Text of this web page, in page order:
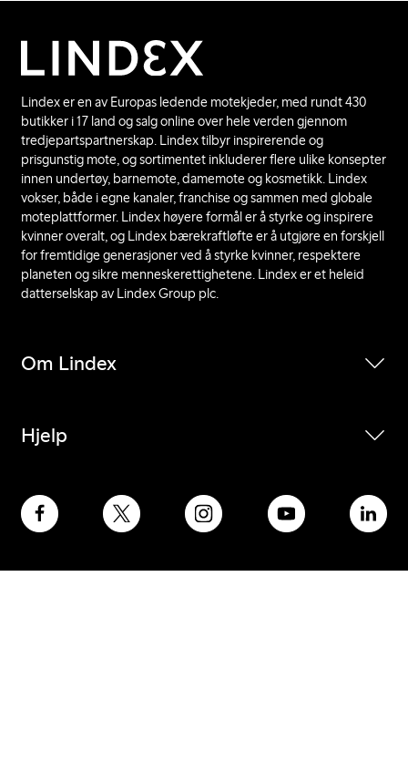
Lindex er en av Europas ledende motekjeder, med rundt 430
butikker i 17 land og salg online over hele verden gjennom
tredjepartspartnerskap. Lindex tilbyr inspirerende og
prisgunstig mote, og sortimentet inkluderer flere ulike konsepter
innen undertøy, barnemote, damemote og kosmetikk. Lindex
vokser, både i egne kanaler, franchise og sammen med globale
moteplattformer. Lindex høyere formål er å styrke og inspirere
kvinner overalt, og Lindex bærekraftløfte er å utgjøre en forskjell
for fremtidige generasjoner ved å styrke kvinner, respektere
planeten og sikre menneskerettighetene. Lindex er et heleid
datterselskap av Lindex Group plc.
Om Lindex
Hjelp